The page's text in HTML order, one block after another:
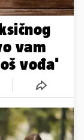
vam
vođa'